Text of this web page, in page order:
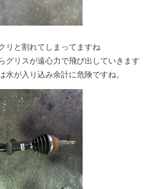
リと割れてしまってますね
グリスが遠心力で飛び出していきます
水が入り込み余計に危険ですね。